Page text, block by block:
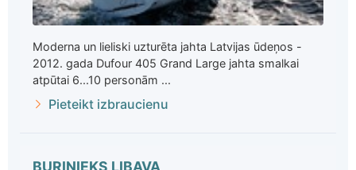
Moderna un lieliski uzturēta jahta Latvijas ūdeņos -
2012. gada Dufour 405 Grand Large jahta smalkai
atpūtai 6...10 personām ...
Pieteikt izbraucienu
BURINIEKS LIBAVA